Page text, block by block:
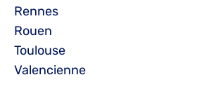
Rennes
Rouen
Toulouse
Valencienne